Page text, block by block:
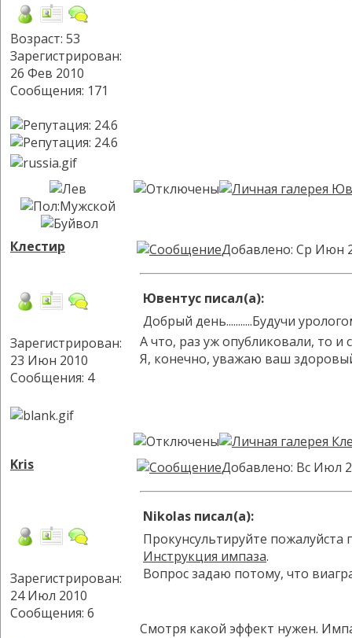
Возраст: 53
Зарегистрирован:
26 Фев 2010
Сообщения: 171
Клестир
Зарегистрирован:
23 Июн 2010
Сообщения: 4
Добавлено: Ср Июн
Ювентус писал(а):
Добрый день...........Будучи
А что, раз уж опубликовали, то
Я, конечно, уважаю ваш
Kris
Зарегистрирован:
24 Июл 2010
Сообщения: 6
Добавлено: Вс Июл
Nikolas писал(а):
Прокунсультируйте
Инструкция импаза.
Вопрос задаю потому, что
Смотря какой эффект нужен.